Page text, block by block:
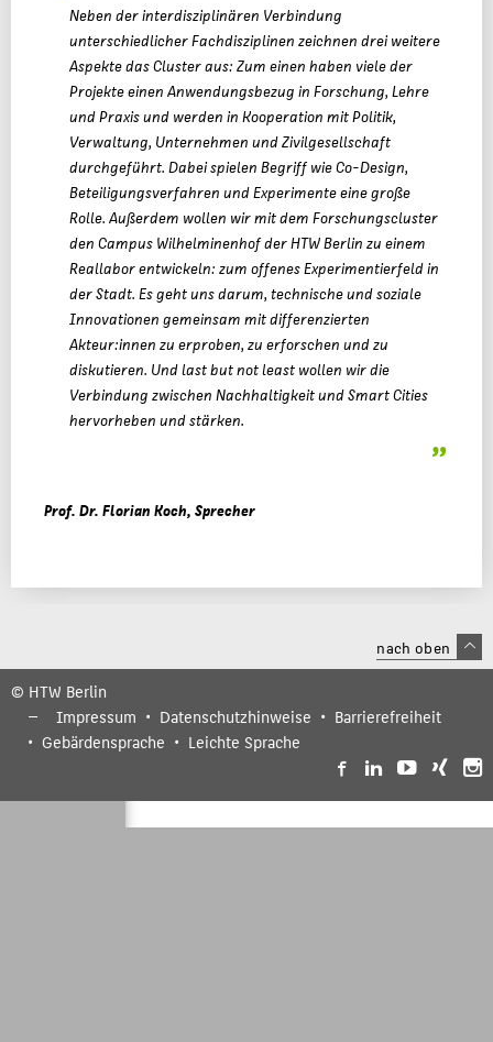
Neben der interdisziplinären Verbindung
unterschiedlicher Fachdisziplinen zeichnen drei weitere
Aspekte das Cluster aus: Zum einen haben viele der
Projekte einen Anwendungsbezug in Forschung, Lehre
und Praxis und werden in Kooperation mit Politik,
Verwaltung, Unternehmen und Zivilgesellschaft
durchgeführt. Dabei spielen Begriff wie Co-Design,
Beteiligungsverfahren und Experimente eine große
Rolle. Außerdem wollen wir mit dem Forschungscluster
den Campus Wilhelminenhof der HTW Berlin zu einem
Reallabor entwickeln: zum offenes Experimentierfeld in
der Stadt. Es geht uns darum, technische und soziale
Innovationen gemeinsam mit differenzierten
Akteur:innen zu erproben, zu erforschen und zu
diskutieren. Und last but not least wollen wir die
Verbindung zwischen Nachhaltigkeit und Smart Cities
hervorheben und stärken.
Prof. Dr. Florian Koch, Sprecher
nach oben
© HTW Berlin
Impressum
Datenschutzhinweise
Barrierefreiheit
Gebärdensprache
Leichte Sprache